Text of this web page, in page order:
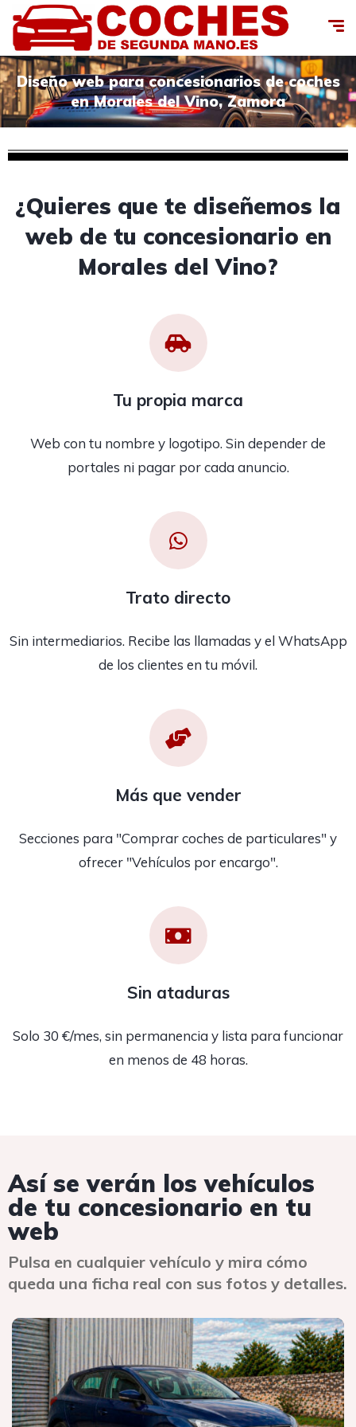
Diseño web para concesionarios de coches
en Morales del Vino, Zamora
¿Quieres que te diseñemos la
web de tu concesionario en
Morales del Vino?
Tu propia marca
Web con tu nombre y logotipo. Sin depender de
portales ni pagar por cada anuncio.
Trato directo
Sin intermediarios. Recibe las llamadas y el WhatsApp
de los clientes en tu móvil.
Más que vender
Secciones para "Comprar coches de particulares" y
ofrecer "Vehículos por encargo".
Sin ataduras
Solo 30 €/mes, sin permanencia y lista para funcionar
en menos de 48 horas.
Así se verán los vehículos
de tu concesionario en tu
web
Pulsa en cualquier vehículo y mira cómo
queda una ficha real con sus fotos y detalles.